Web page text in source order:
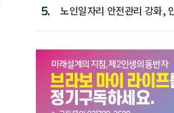
5.
노인일자리 안전관리 강화,